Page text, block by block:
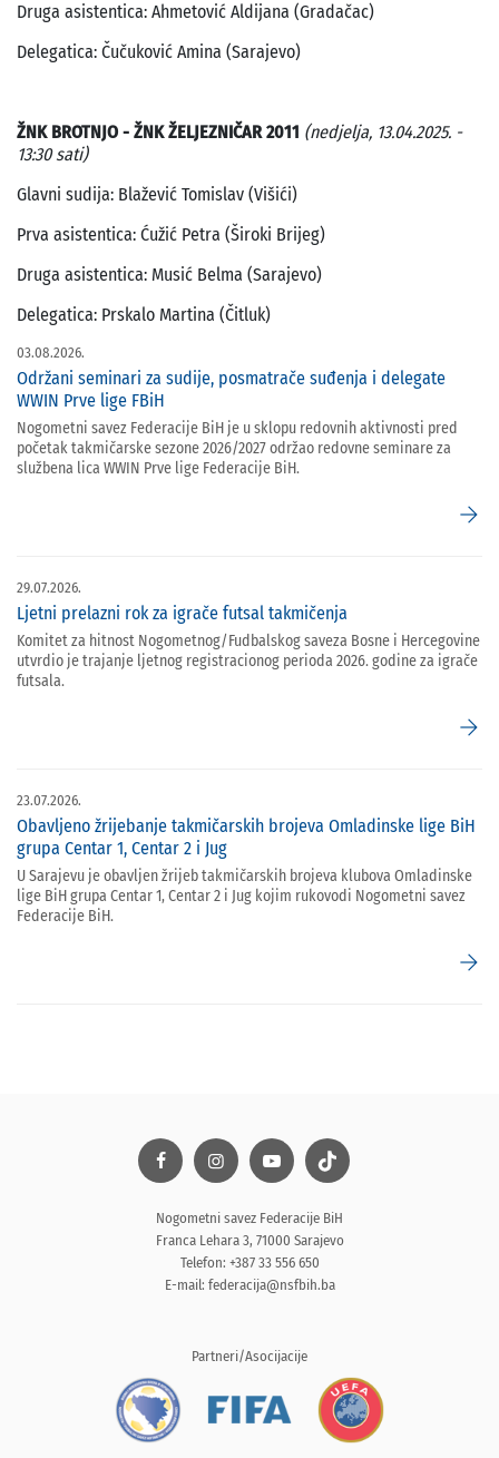
Druga asistentica: Ahmetović Aldijana (Gradačac)
Delegatica: Čučuković Amina (Sarajevo)
ŽNK BROTNJO - ŽNK ŽELJEZNIČAR 2011 (nedjelja, 13.04.2025. -
13:30 sati)
Glavni sudija: Blažević Tomislav (Višići)
Prva asistentica: Ćužić Petra (Široki Brijeg)
Druga asistentica: Musić Belma (Sarajevo)
Delegatica: Prskalo Martina (Čitluk)
03.08.2026.
Održani seminari za sudije, posmatrače suđenja i delegate
WWIN Prve lige FBiH
Nogometni savez Federacije BiH je u sklopu redovnih aktivnosti pred
početak takmičarske sezone 2026/2027 održao redovne seminare za
službena lica WWIN Prve lige Federacije BiH.
arrow_forward
29.07.2026.
Ljetni prelazni rok za igrače futsal takmičenja
Komitet za hitnost Nogometnog/Fudbalskog saveza Bosne i Hercegovine
utvrdio je trajanje ljetnog registracionog perioda 2026. godine za igrače
futsala.
arrow_forward
23.07.2026.
Obavljeno žrijebanje takmičarskih brojeva Omladinske lige BiH
grupa Centar 1, Centar 2 i Jug
U Sarajevu je obavljen žrijeb takmičarskih brojeva klubova Omladinske
lige BiH grupa Centar 1, Centar 2 i Jug kojim rukovodi Nogometni savez
Federacije BiH.
arrow_forward
Nogometni savez Federacije BiH
Franca Lehara 3, 71000 Sarajevo
Telefon: +387 33 556 650
E-mail: federacija@nsfbih.ba
Partneri/Asocijacije